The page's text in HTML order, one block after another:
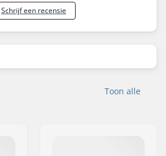
Schrijf een recensie
Toon alle